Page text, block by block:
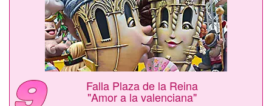
Falla Plaza de la Reina
"Amor a la valenciana"